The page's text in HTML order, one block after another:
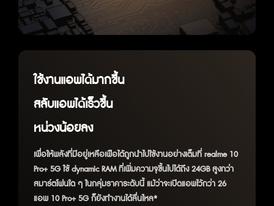
ใช้งานแอพได้มากขึ้น
สลับแอพได้เร็วขึ้น
หน่วงน้อยลง
เพื่อให้พลังที่มีอยู่เหลือเฟือได้ถูกนำไปใช้งานอย่างเต็มที่ realme 10
Pro+ 5G ใช้ dynamic RAM ที่เพิ่มความจุขึ้นไปได้ถึง 24GB สูงกว่า
สมาร์ตโฟนใด ๆ ในกลุ่มราคาระดับนี้ แม้ว่าจะเปิดแอพไว้กว่า 26
แอพ 10 Pro+ 5G ก็ยังทำงานได้ลื่นไหล*